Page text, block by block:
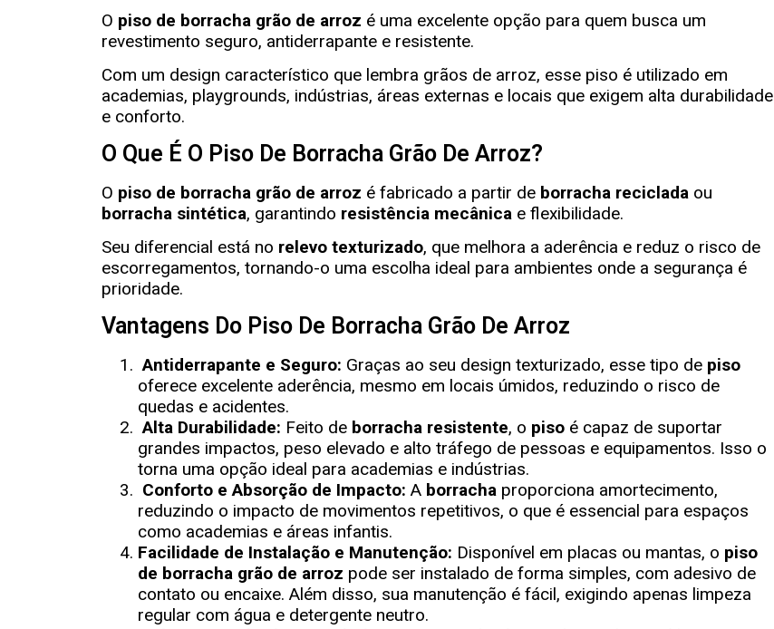
O piso de borracha grão de arroz é uma excelente opção para quem busca um
revestimento seguro, antiderrapante e resistente.
Com um design característico que lembra grãos de arroz, esse piso é utilizado em
academias, playgrounds, indústrias, áreas externas e locais que exigem alta durabilidade
e conforto.
O Que É O Piso De Borracha Grão De Arroz?
O piso de borracha grão de arroz é fabricado a partir de borracha reciclada ou
borracha sintética, garantindo resistência mecânica e flexibilidade.
Seu diferencial está no relevo texturizado, que melhora a aderência e reduz o risco de
escorregamentos, tornando-o uma escolha ideal para ambientes onde a segurança é
prioridade.
Vantagens Do Piso De Borracha Grão De Arroz
Antiderrapante e Seguro: Graças ao seu design texturizado, esse tipo de piso
oferece excelente aderência, mesmo em locais úmidos, reduzindo o risco de
quedas e acidentes.
Alta Durabilidade: Feito de borracha resistente, o piso é capaz de suportar
grandes impactos, peso elevado e alto tráfego de pessoas e equipamentos. Isso o
torna uma opção ideal para academias e indústrias.
Conforto e Absorção de Impacto: A borracha proporciona amortecimento,
reduzindo o impacto de movimentos repetitivos, o que é essencial para espaços
como academias e áreas infantis.
Facilidade de Instalação e Manutenção: Disponível em placas ou mantas, o piso
de borracha grão de arroz pode ser instalado de forma simples, com adesivo de
contato ou encaixe. Além disso, sua manutenção é fácil, exigindo apenas limpeza
regular com água e detergente neutro.